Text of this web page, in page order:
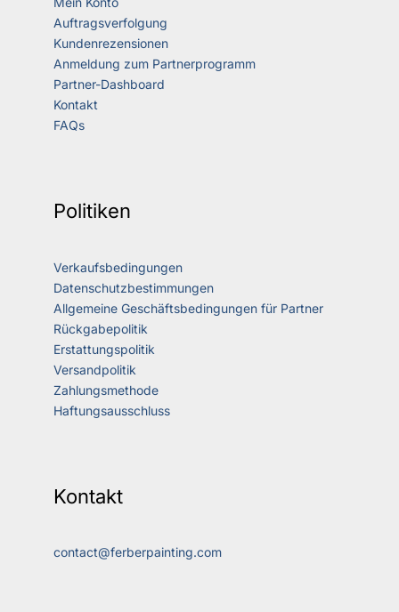
Auftragsverfolgung
Kundenrezensionen
Anmeldung zum Partnerprogramm
Partner-Dashboard
Kontakt
FAQs
Politiken
Verkaufsbedingungen
Datenschutzbestimmungen
Allgemeine Geschäftsbedingungen für Partner
Rückgabepolitik
Erstattungspolitik
Versandpolitik
Zahlungsmethode
Haftungsausschluss
Kontakt
contact@ferberpainting.com